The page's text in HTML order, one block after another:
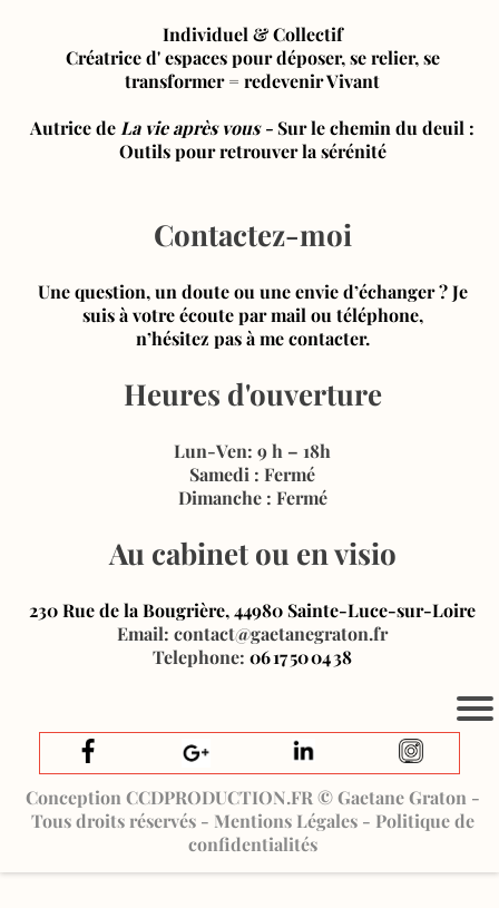
Individuel & Collectif
Créatrice d' espaces pour déposer, se relier, se
transformer = redevenir Vivant
Autrice de La vie après vous- Sur le chemin du deuil :
Outils pour retrouver la sérénité
Contactez-moi
Une question, un doute ou une envie d’échanger ? Je
suis à votre écoute par mail ou téléphone,
n’hésitez pas à me contacter.
Heures d'ouverture
Lun-Ven: 9 h – 18h
Samedi : Fermé
Dimanche : Fermé
Au cabinet ou en visio
230 Rue de la Bougrière, 44980 Sainte‑Luce‑sur‑Loire
Email: contact@gaetanegraton.fr
Telephone: 06 17 50 04 38
Conception CCDPRODUCTION.FR © Gaetane Graton -
Tous droits réservés - Mentions Légales - Politique de
confidentialités